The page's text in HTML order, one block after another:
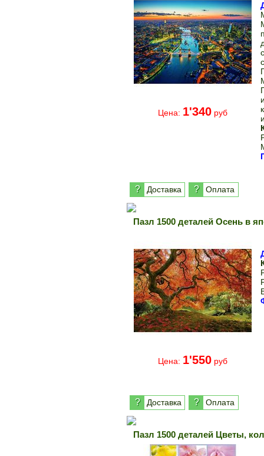
Цена: 1'340 руб
? Доставка ? Оплата
Пазл 1500 деталей Осень в
Цена: 1'550 руб
? Доставка ? Оплата
Пазл 1500 деталей Цветы,